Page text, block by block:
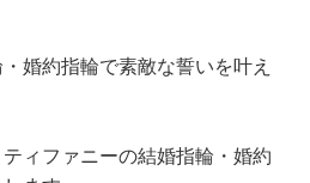
婚約指輪で素敵な誓いを叶え
ィファニーの結婚指輪・婚約